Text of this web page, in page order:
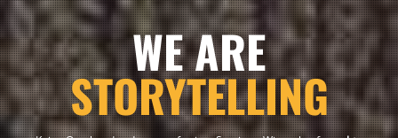
WE AREMARKETING
Keine Overheads oder vorgefertigte Services. Wir verkaufenechte